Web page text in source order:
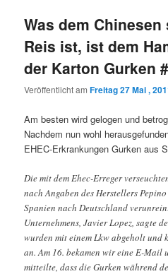
Was dem Chinesen
Reis ist, ist dem
der Karton Gurken
Veröffentlicht amFreitag 27 Mai ,
Am besten wird gelogen und
Nachdem nun wohl
EHEC-Erkrankungen Gurken aus
Die mit dem Ehec-Erreger
nach Angaben des Herstellers
Spanien nach Deutschland
Unternehmens, Javier Lopez, sagte
wurden mit einem Lkw abgeholt und
an. Am 16. bekamen wir eine E-Mail
mitteilte, dass die Gurken während